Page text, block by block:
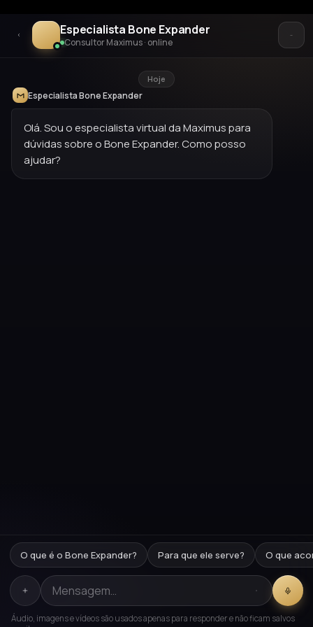
Especialista Bone Expander
Consultor Maximus · online
Hoje
Especialista Bone Expander
Olá. Sou o especialista virtual da Maximus para
dúvidas sobre o Bone Expander. Como posso
ajudar?
O que é o Bone Expander? Para que ele serve? O que
Áudio, imagens e vídeos são usados apenas para responder e não ficam salvos